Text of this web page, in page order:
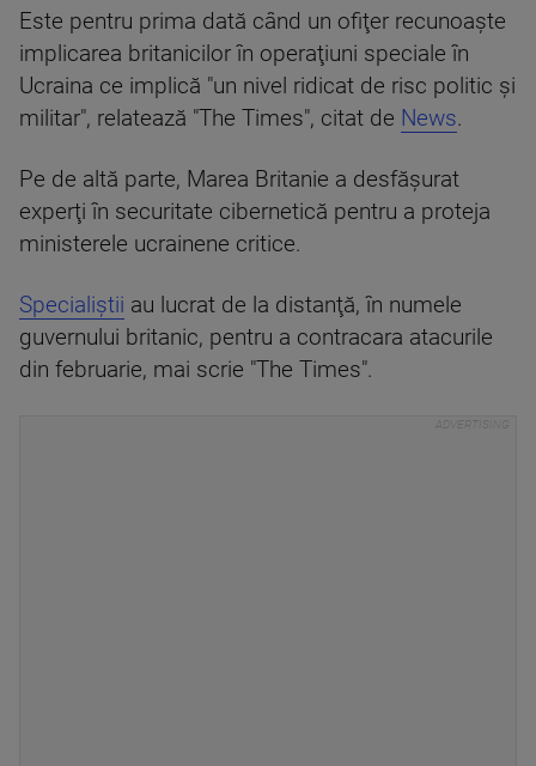
Este pentru prima dată când un ofiţer recunoaşte
implicarea britanicilor în operaţiuni speciale în
Ucraina ce implică "un nivel ridicat de risc politic şi
militar", relatează "The Times", citat de News.
Pe de altă parte, Marea Britanie a desfăşurat
experţi în securitate cibernetică pentru a proteja
ministerele ucrainene critice.
Specialiştii au lucrat de la distanţă, în numele
guvernului britanic, pentru a contracara atacurile
din februarie, mai scrie "The Times".